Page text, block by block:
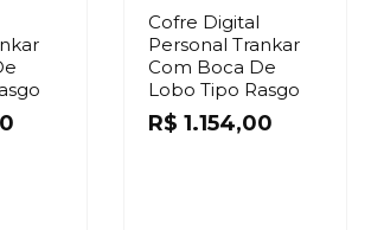
Cofre Digital
Personal Trankar
Com Boca De
Lobo Tipo Rasgo
R$ 1.154,00